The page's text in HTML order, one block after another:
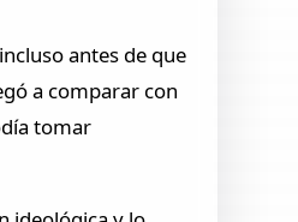
antes de que
a comparar con
tomar